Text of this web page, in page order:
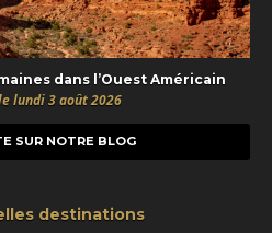
dans l’Ouest Américain
lundi 3 août 2026
SUR NOTRE BLOG
destinations